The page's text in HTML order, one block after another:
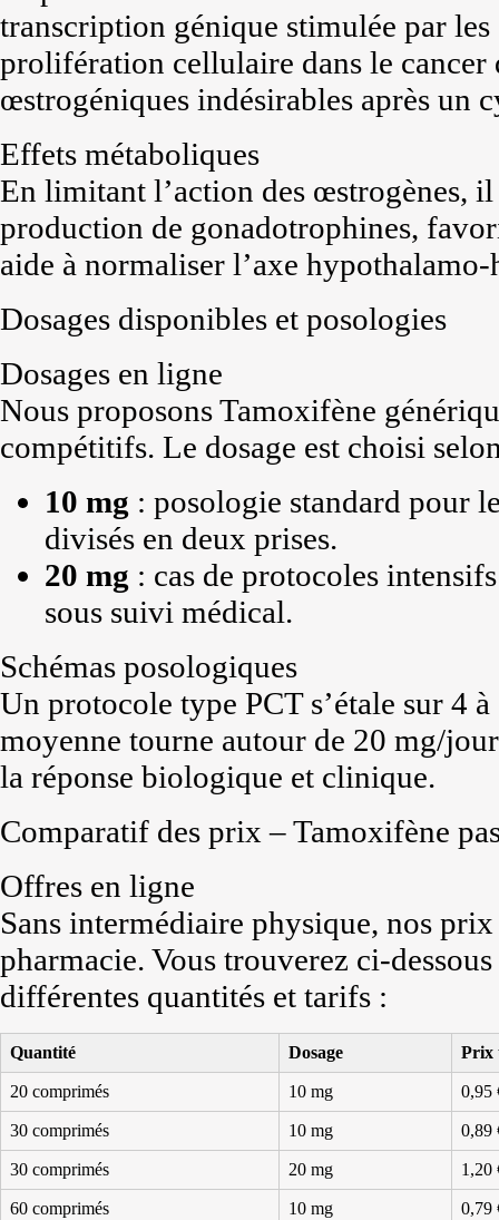
transcription génique stimulée par
prolifération cellulaire dans le cancer
œstrogéniques indésirables après un
Effets métaboliques
En limitant l’action des œstrogènes,
production de gonadotrophines,
aide à normaliser l’axe
Dosages disponibles et posologies
Dosages en ligne
Nous proposons Tamoxifène
compétitifs. Le dosage est choisi
10 mg : posologie standard pour
divisés en deux prises.
20 mg : cas de protocoles
sous suivi médical.
Schémas posologiques
Un protocole type PCT s’étale sur 4
moyenne tourne autour de 20 mg/
la réponse biologique et clinique.
Comparatif des prix – Tamoxifène
Offres en ligne
Sans intermédiaire physique, nos
pharmacie. Vous trouverez ci-
différentes quantités et tarifs :
Quantité Dosage Prix
20 comprimés 10 mg 0,95
30 comprimés 10 mg 0,89
30 comprimés 20 mg 1,20
60 comprimés 10 mg 0,79